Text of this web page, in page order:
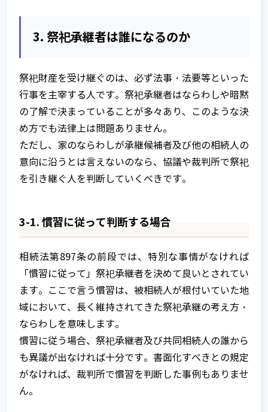
3. 祭祀承継者は誰になるのか
祭祀財産を受け継ぐのは、必ず法事・法要等といった
行事を主宰する人です。祭祀承継者はならわしや暗黙
の了解で決まっていることが多々あり、このような決
め方でも法律上は問題ありません。
ただし、家のならわしが承継候補者及び他の相続人の
意向に沿うとは言えないのなら、協議や裁判所で祭祀
を引き継ぐ人を判断していくべきです。
3-1. 慣習に従って判断する場合
相続法第897条の前段では、特別な事情がなければ
「慣習に従って」祭祀承継者を決めて良いとされてい
ます。ここで言う慣習は、被相続人が根付いていた地
域において、長く維持されてきた祭祀承継の考え方・
ならわしを意味します。
慣習に従う場合、祭祀承継者及び共同相続人の誰から
も異議が出なければ十分です。書面化すべきとの規定
がなければ、裁判所で慣習を判断した事例もありませ
ん。